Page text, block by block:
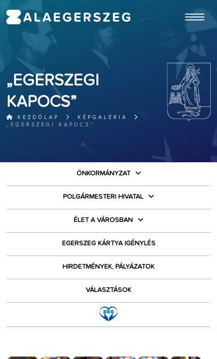
„EGERSZEGI
KAPOCS”
KEZDŐLAP
KÉPGALÉRIA
„EGERSZEGI KAPOCS”
ÖNKORMÁNYZAT
POLGÁRMESTERI HIVATAL
ÉLET A VÁROSBAN
EGERSZEG KÁRTYA IGÉNYLÉS
HIRDETMÉNYEK, PÁLYÁZATOK
VÁLASZTÁSOK